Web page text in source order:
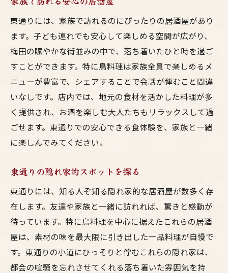
東通りには、家族で訪れるのにぴったりの居酒屋があり
ます。子ども連れでも安心して楽しめる空間が広がり、
梅田の賑やかな街並みの中で、落ち着いたひと時を過ご
すことができます。特に鳥料理は家族全員で楽しめるメ
ニューが豊富で、シェアすることで会話が弾むこと間違
いなしです。店内では、地元の食材を活かした料理が多
く提供され、お酒を楽しむ大人たちもリラックスして過
ごせます。東通りでの安心できる食体験を、家族と一緒
に楽しんでみてください。
東通りの隠れ家的スポットを探る
東通りには、知る人ぞ知る隠れ家的な居酒屋が数多く存
在します。友達や家族と一緒に訪れれば、驚きと感動が
待っています。特に鳥料理を中心に据えたこれらの居酒
屋は、素材の味を最大限に引き出した一品料理が自慢で
す。東通りの小道にひっそりと佇むこれらの隠れ家は、
都会の喧騒を忘れさせてくれる落ち着いた雰囲気を持